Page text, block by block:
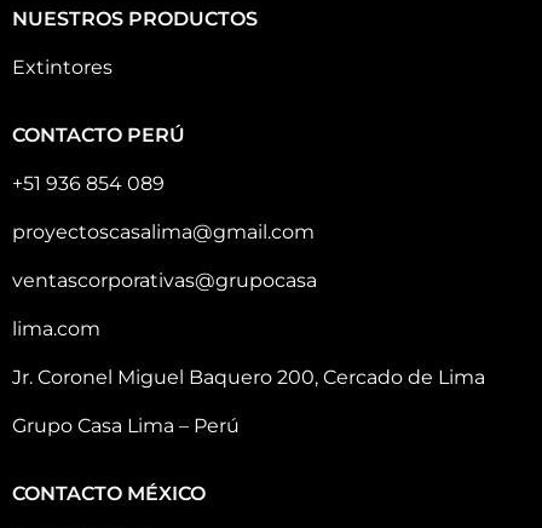
NUESTROS PRODUCTOS
Extintores
CONTACTO PERÚ
+51 936 854 089
proyectoscasalima@gmail.com
ventascorporativas@grupocasa
lima.com
Jr. Coronel Miguel Baquero 200, Cercado de Lima
Grupo Casa Lima – Perú
CONTACTO MÉXICO